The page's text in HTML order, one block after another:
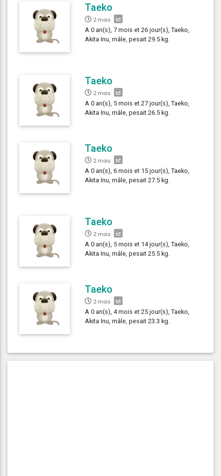
Taeko
2 mois
A 0 an(s), 7 mois et 26 jour(s), Taeko,
Akita Inu, mâle, pesait 29.5 kg.
Taeko
2 mois
A 0 an(s), 5 mois et 27 jour(s), Taeko,
Akita Inu, mâle, pesait 26.5 kg.
Taeko
2 mois
A 0 an(s), 6 mois et 15 jour(s), Taeko,
Akita Inu, mâle, pesait 27.5 kg.
Taeko
2 mois
A 0 an(s), 5 mois et 14 jour(s), Taeko,
Akita Inu, mâle, pesait 25.5 kg.
Taeko
2 mois
A 0 an(s), 4 mois et 25 jour(s), Taeko,
Akita Inu, mâle, pesait 23.3 kg.